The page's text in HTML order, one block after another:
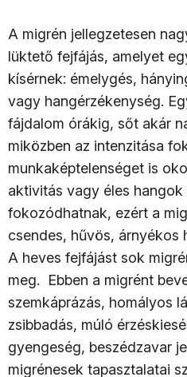
A migrén jellegzetesen
lüktető fejfájás, amelyet
kísérnek: émelygés,
vagy hangérzékenység.
fájdalom órákig, sőt akár
miközben az intenzitása
munkaképtelenséget is
aktivitás vagy éles
fokozódhatnak, ezért a
csendes, hűvös, árnyékos
A heves fejfájást sok
meg. Ebben a migrént
szemkáprázás, homályos
zsibbadás, múló
gyengeség, beszédzavar
migrénesek tapasztalatai